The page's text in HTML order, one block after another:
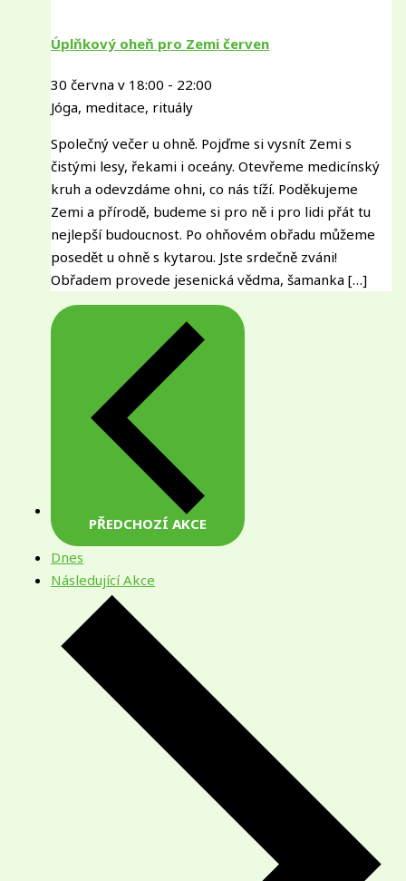
Úplňkový oheň pro Zemi červen
30 června v 18:00 - 22:00
Jóga, meditace, rituály
Společný večer u ohně. Pojďme si vysnít Zemi s
čistými lesy, řekami i oceány. Otevřeme medicínský
kruh a odevzdáme ohni, co nás tíží. Poděkujeme
Zemi a přírodě, budeme si pro ně i pro lidi přát tu
nejlepší budoucnost. Po ohňovém obřadu můžeme
posedět u ohně s kytarou. Jste srdečně zváni!
Obřadem provede jesenická vědma, šamanka […]
PŘEDCHOZÍAKCE
Dnes
NásledujícíAkce